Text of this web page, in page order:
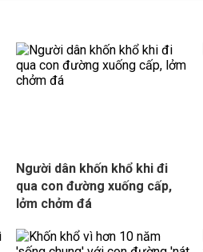
Người dân khốn khổ khi đi
qua con đường xuống cấp,
lởm chởm đá